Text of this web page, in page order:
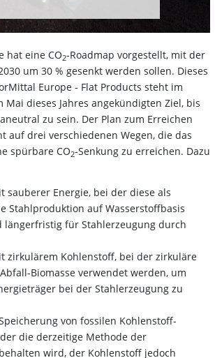
hat eine CO2-Roadmap vorgestellt, mit der
um 30 % gesenkt werden sollen. Dieses
Europe - Flat Products steht im
Mai dieses Jahres angekündigten Ziel, bis
zu sein. Der Plan zum Erreichen
auf drei verschiedenen Wegen, die das
spürbare CO2-Senkung zu erreichen. Dazu
sauberer Energie, bei der diese als
Stahlproduktion auf Wasserstoffbasis
längerfristig für Stahlerzeugung durch
zirkulärem Kohlenstoff, bei der zirkuläre
Biomasse verwendet werden, um
bei der Stahlerzeugung zu
von fossilen Kohlenstoff-
die derzeitige Methode der
wird, der Kohlenstoff jedoch